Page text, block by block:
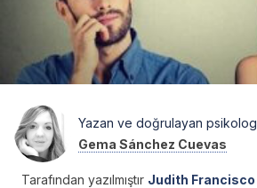
Yazan ve doğrulayan psikolog
Gema Sánchez Cuevas
Tarafından yazılmıştır Judith Francisco